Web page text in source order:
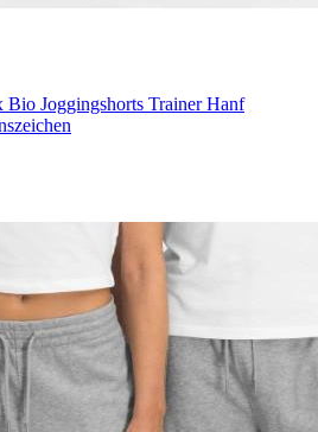
Bio Joggingshorts TrainerHanf